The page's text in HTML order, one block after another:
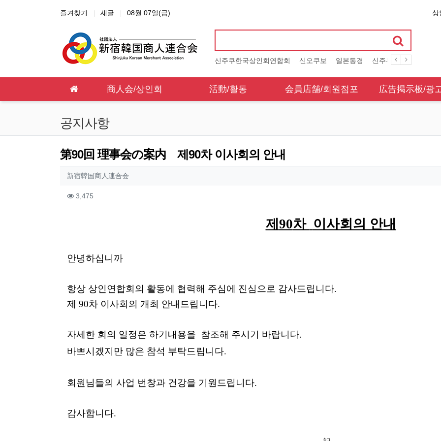
즐겨찾기 새글 08월 07일(금) 상
신주쿠한국상인회연합회 신오쿠보 일본동경 신주쿠 클린활동
商人会/상인회 活動/활동 会員店舗/회원점포 広告掲示板/광
공지사항
第90回 理事会の案内 제90차 이사회의 안내
작성자 정보
新宿韓国商人連合会
컨텐츠 정보
3,475
제 90차 이사회의 안내
안녕하십니까
항상 상인연합회의 활동에 협력해 주심에 진심으로 감사드립니다.
제 90차 이사회의 개최 안내드립니다.
자세한 회의 일정은 하기내용을 참조해 주시기 바랍니다.
바쁘시겠지만 많은 참석 부탁드립니다.
회원님들의 사업 번창과 건강을 기원드립니다.
감사합니다.